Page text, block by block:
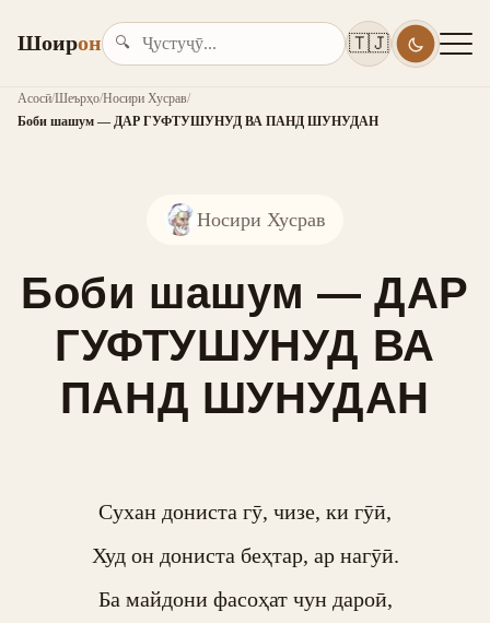
Шоирон 🔍 🇹🇯
Асосӣ/Шеърҳо/Носири Хусрав/
Боби шашум — ДАР ГУФТУШУНУД ВА ПАНД ШУНУДАН
Носири Хусрав
Боби шашум — ДАР
ГУФТУШУНУД ВА
ПАНД ШУНУДАН
Сухан дониста гӯ, чизе, ки гӯӣ,
Худ он дониста беҳтар, ар нагӯӣ.
Ба майдони фасоҳат чун дароӣ,